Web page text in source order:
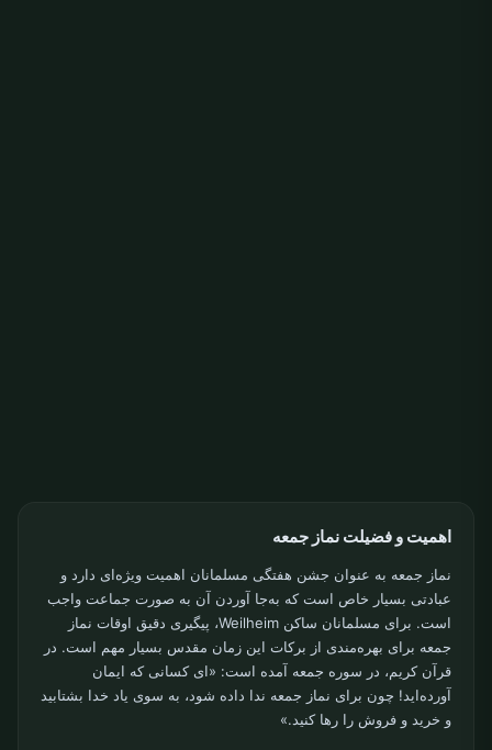
اهمیت و فضیلت نماز جمعه
نماز جمعه به عنوان جشن هفتگی مسلمانان اهمیت ویژه‌ای دارد و
عبادتی بسیار خاص است که به‌جا آوردن آن به صورت جماعت واجب
است. برای مسلمانان ساکن Weilheim، پیگیری دقیق اوقات نماز
جمعه برای بهره‌مندی از برکات این زمان مقدس بسیار مهم است. در
قرآن کریم، در سوره جمعه آمده است: «ای کسانی که ایمان
آورده‌اید! چون برای نماز جمعه ندا داده شود، به سوی یاد خدا بشتابید
و خرید و فروش را رها کنید.»